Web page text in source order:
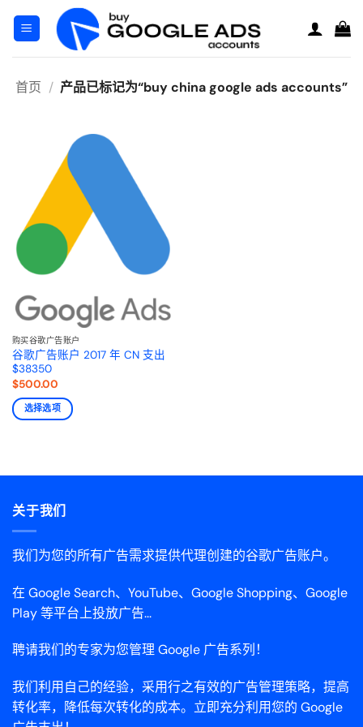
首页 / 产品已标记为“buy china google ads accounts”
购买谷歌广告账户
谷歌广告账户 2017 年 CN 支出
$38350
$500.00
选择选项
关于我们
我们为您的所有广告需求提供代理创建的谷歌广告账户。
在 Google Search、YouTube、Google Shopping、Google
Play 等平台上投放广告...
聘请我们的专家为您管理 Google 广告系列！
我们利用自己的经验，采用行之有效的广告管理策略，提高
转化率，降低每次转化的成本。立即充分利用您的 Google